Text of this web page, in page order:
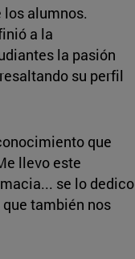
alumnos.
a la
la pasión
su perfil
que
llevo este
se lo dedico
también nos